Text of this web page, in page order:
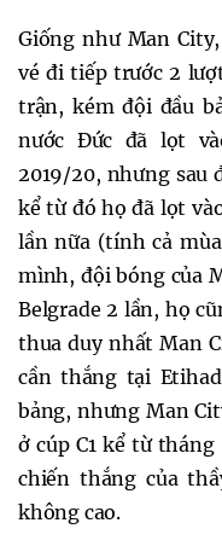
Giống như Man
vé đi tiếp trước 2
trận, kém đội đầu
nước Đức đã lọt
2019/20, nhưng sau
kể từ đó họ đã lọt
lần nữa (tính cả
mình, đội bóng của
Belgrade 2 lần, họ
thua duy nhất Man
cần thắng tại
bảng, nhưng Man
ở cúp C1 kể từ
chiến thắng của
không cao.